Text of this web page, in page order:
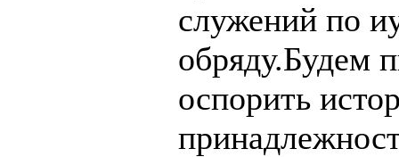
служений по
обряду.Будем
оспорить